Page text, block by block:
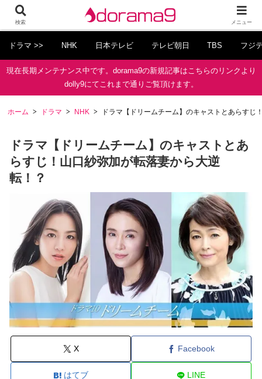
ドラマ >> NHK 日本テレビ テレビ朝日 TBS フジ
現在長期メンテナンス中です。dorama9の新規記事はこちらのリンクより
dolly9にてこれまで通りご覧頂けます。
ホーム ドラマ NHK ドラマ【ドリームチーム】のキャストとあらすじ
ドラマ【ドリームチーム】のキャストとあ
らすじ！山口紗弥加が転落妻から大逆
転！？
X Facebook
はてブ LINE
検索 メニュー